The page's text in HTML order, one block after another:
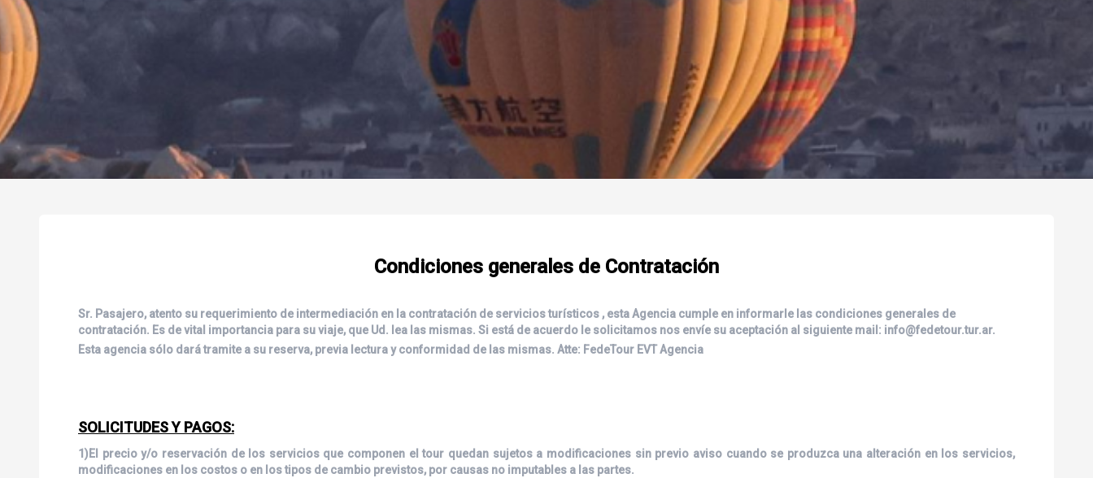
Condiciones generales de Contratación
Sr. Pasajero, atento su requerimiento de intermediación en la contratación de servicios turísticos , esta Agencia cumple en informarle las condiciones generales de
contratación. Es de vital importancia para su viaje, que Ud. lea las mismas. Si está de acuerdo le solicitamos nos envíe su aceptación al siguiente mail: info@fedetour.tur.ar.
Esta agencia sólo dará tramite a su reserva, previa lectura y conformidad de las mismas. Atte: FedeTour EVT Agencia
SOLICITUDES Y PAGOS:
1)El precio y/o reservación de los servicios que componen el tour quedan sujetos a modificaciones sin previo aviso cuando se produzca una alteración en los servicios,
modificaciones en los costos o en los tipos de cambio previstos, por causas no imputables a las partes.